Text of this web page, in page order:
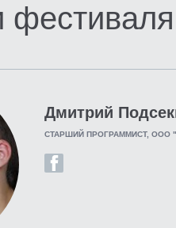
фестиваля
Дмитрий
СТАРШИЙ ПРОГРАММИСТ, ООО